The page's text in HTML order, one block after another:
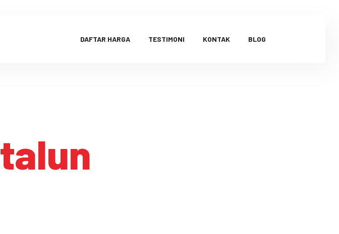
DAFTAR HARGA TESTIMONI KONTAK BLOG
talun